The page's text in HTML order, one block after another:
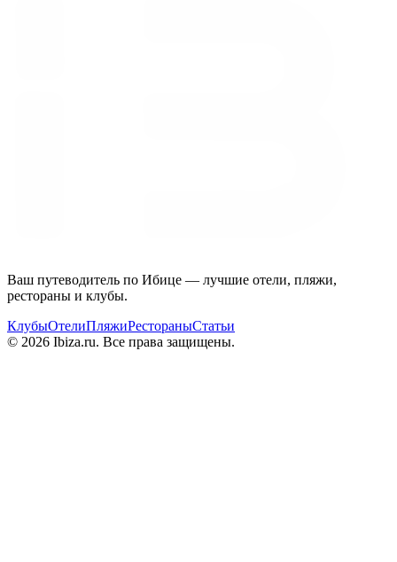
Ваш путеводитель по Ибице — лучшие отели, пляжи,
рестораны и клубы.
КлубыОтелиПляжиРестораныСтатьи
© 2026 Ibiza.ru. Все права защищены.